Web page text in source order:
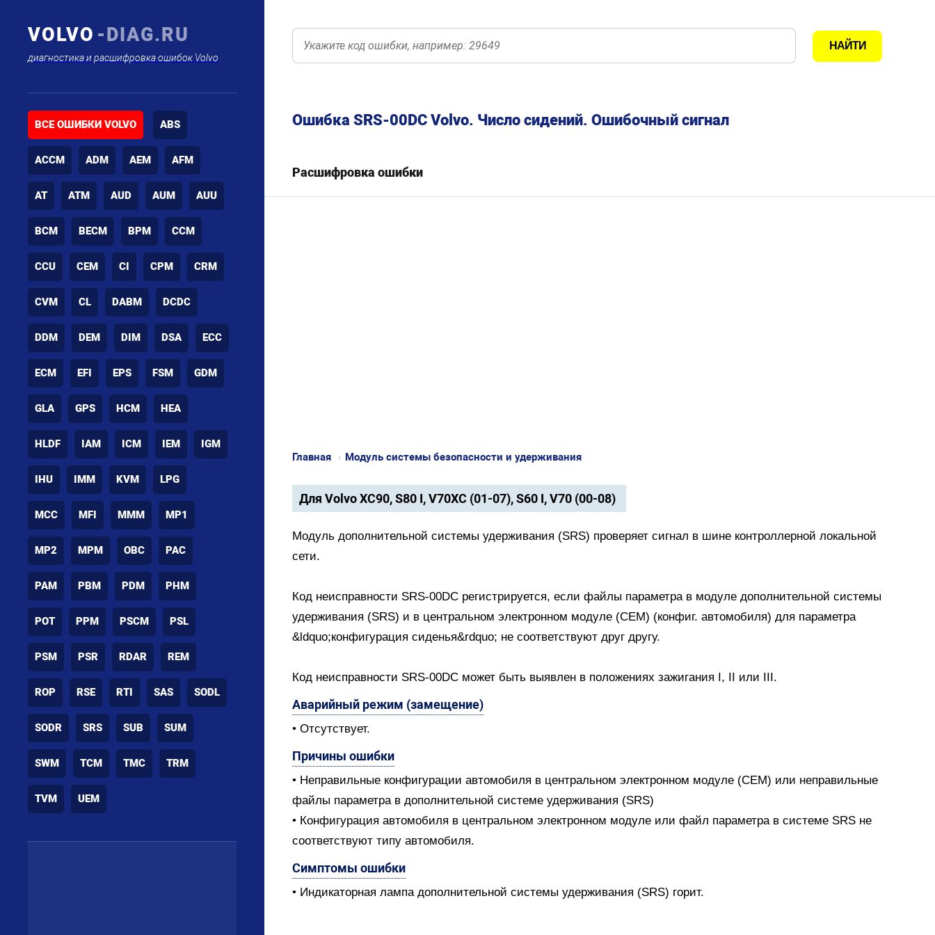
VOLVO -DIAG.RU
диагностика и расшифровка ошибок Volvo
ВСЕ ОШИБКИ VOLVO ABS
ACCM ADM AEM AFM
AT ATM AUD AUM AUU
BCM BECM BPM CCM
CCU CEM CI CPM CRM
CVM CL DABM DCDC
DDM DEM DIM DSA ECC
ECM EFI EPS FSM GDM
GLA GPS HCM HEA
HLDF IAM ICM IEM IGM
IHU IMM KVM LPG
MCC MFI MMM MP1
MP2 MPM OBC PAC
PAM PBM PDM PHM
POT PPM PSCM PSL
PSM PSR RDAR REM
ROP RSE RTI SAS SODL
SODR SRS SUB SUM
SWM TCM TMC TRM
TVM UEM
Ошибка SRS-00DC Volvo. Число сидений. Ошибочный сигнал
Расшифровка ошибки
Главная › Модуль системы безопасности и удерживания
Для Volvo XC90, S80 I, V70XC (01-07), S60 I, V70 (00-08)
Модуль дополнительной системы удерживания (SRS) проверяет сигнал в шине контроллерной локальной
сети.
Код неисправности SRS-00DC регистрируется, если файлы параметра в модуле дополнительной системы
удерживания (SRS) и в центральном электронном модуле (CEM) (конфиг. автомобиля) для параметра
&ldquo;конфигурация сиденья&rdquo; не соответствуют друг другу.
Код неисправности SRS-00DC может быть выявлен в положениях зажигания I, II или III.
Аварийный режим (замещение)
• Отсутствует.
Причины ошибки
• Неправильные конфигурации автомобиля в центральном электронном модуле (CEM) или неправильные
файлы параметра в дополнительной системе удерживания (SRS)
• Конфигурация автомобиля в центральном электронном модуле или файл параметра в системе SRS не
соответствуют типу автомобиля.
Симптомы ошибки
• Индикаторная лампа дополнительной системы удерживания (SRS) горит.